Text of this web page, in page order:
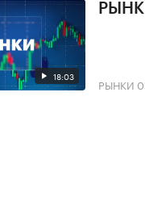
18:03 РЫНКИ